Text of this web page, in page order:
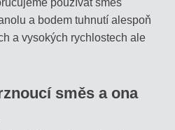
používat směs
a bodem tuhnutí alespoň
a vysokých rychlostech ale
směs a ona